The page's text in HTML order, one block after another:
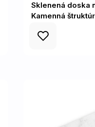
Sklenená doska
Kamenná